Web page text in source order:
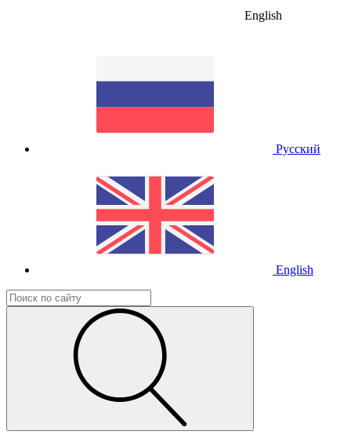
English
Русский
English